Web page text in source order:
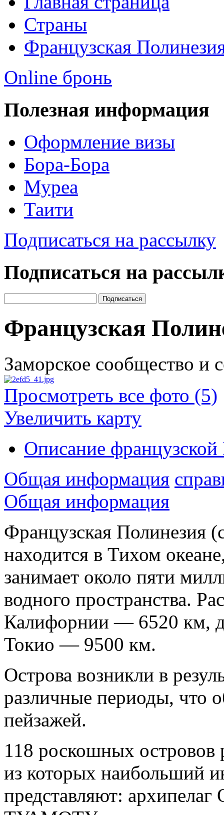
Страны
Французская
Online бронь
Полезная информация
Оформление визы
Бора-Бора
Муреа
Таити
Подписаться на рассылку
Подписаться на
Французская
Заморское сообщество и
Просмотреть все фото (5)
Увеличить карту
Описание
Общая информация
Общая информация
Французская Полинезия
находится в Тихом
занимает около пяти
водного пространства.
Калифорнии — 6520 км,
Токио — 9500 км.
Острова возникли в
различные периоды, что
пейзажей.
118 роскошных островов
из которых наибольший
представляют: